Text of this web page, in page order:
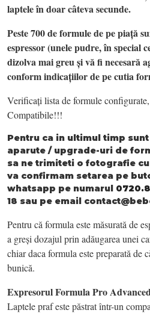
laptele în doar câteva secunde.
Peste 700 de formule de pe piață
espressor (unele pudre, în special
dizolva mai greu și vă fi necesară
conform indicațiilor de pe cutia
Verificați lista de formule
Compatibile!!!
Pentru ca in ultimul timp
aparute / upgrade-uri de
sa ne trimiteti o fotografie
va confirmam setarea pe
whatsapp pe numarul
18 sau pe email
Pentru că formula este măsurată de
a greși dozajul prin adăugarea unei
chiar daca formula este preparată de
bunică.
Expresorul Formula Pro
Laptele praf este păstrat într-un